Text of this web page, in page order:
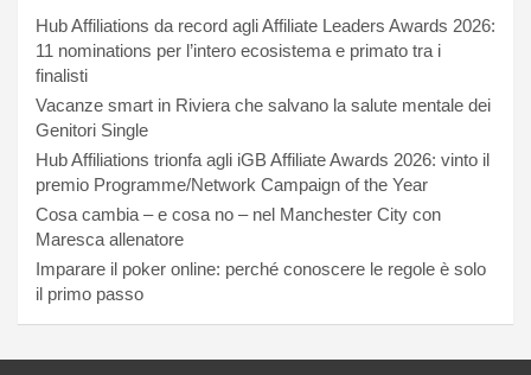
Hub Affiliations da record agli Affiliate Leaders Awards 2026:
11 nominations per l’intero ecosistema e primato tra i
finalisti
Vacanze smart in Riviera che salvano la salute mentale dei
Genitori Single
Hub Affiliations trionfa agli iGB Affiliate Awards 2026: vinto il
premio Programme/Network Campaign of the Year
Cosa cambia – e cosa no – nel Manchester City con
Maresca allenatore
Imparare il poker online: perché conoscere le regole è solo
il primo passo